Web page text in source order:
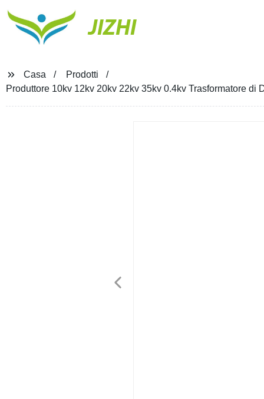
JIZHI
Casa
Prodotti
Produttore 10kv 12kv 20kv 22kv 35kv 0.4kv Trasformatore